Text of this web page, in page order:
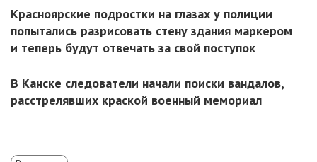
Красноярские подростки на глазах у полиции
попытались разрисовать стену здания маркером
и теперь будут отвечать за свой поступок
В Канске следователи начали поиски вандалов,
расстрелявших краской военный мемориал